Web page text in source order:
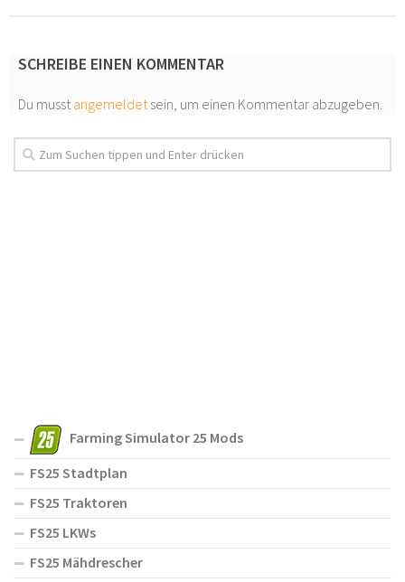
SCHREIBE EINEN KOMMENTAR
Du musstangemeldetsein, um einen Kommentar abzugeben.
Farming Simulator 25 Mods
FS25 Stadtplan
FS25 Traktoren
FS25 LKWs
FS25 Mähdrescher